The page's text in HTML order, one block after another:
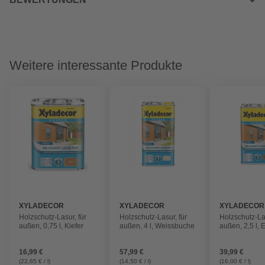
Weitere interessante Produkte
XYLADECOR
Holzschutz-Lasur, für
außen, 0,75 l, Kiefer
16,99 €
(22,65 € / l)
XYLADECOR
Holzschutz-Lasur, für
außen, 4 l, Weissbuche
57,99 €
(14,50 € / l)
XYLADECOR
Holzschutz-
außen, 2,5 l,
39,99 €
(16,00 € / l)